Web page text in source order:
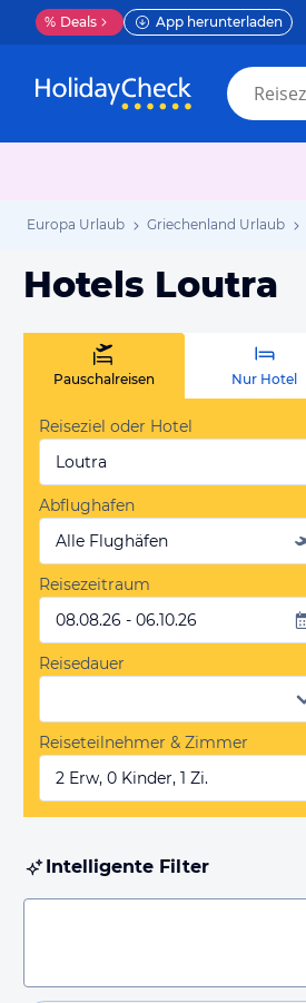
% Deals App herunterladen
Europa Urlaub Griechenland Urlaub
Hotels Loutra
Pauschalreisen Nur Hotel
Reiseziel oder Hotel
Loutra
Abflughafen
Alle Flughäfen
Reisezeitraum
08.08.26 - 06.10.26
Reisedauer
Reiseteilnehmer & Zimmer
2 Erw, 0 Kinder, 1 Zi.
Intelligente Filter